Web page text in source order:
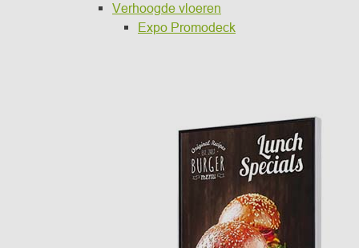
Verhoogde vloeren
Expo Promodeck